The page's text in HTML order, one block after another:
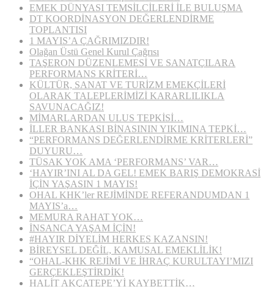
EMEK DÜNYASI TEMSİLCİLERİ İLE BULUŞMA
DT KOORDİNASYON DEĞERLENDİRME
TOPLANTISI
1 MAYIS’A ÇAĞRIMIZDIR!
Olağan Üstü Genel Kurul Çağrısı
TAŞERON DÜZENLEMESİ VE SANATÇILARA
PERFORMANS KRİTERİ…
KÜLTÜR, SANAT VE TURİZM EMEKÇİLERİ
OLARAK TALEPLERİMİZİ KARARLILIKLA
SAVUNACAĞIZ!
MİMARLARDAN ULUS TEPKİSİ…
İLLER BANKASI BİNASININ YIKIMINA TEPKİ…
“PERFORMANS DEĞERLENDİRME KRİTERLERİ”
DUYURU…
TÜSAK YOK AMA ‘PERFORMANS’ VAR…
‘HAYIR’INI AL DA GEL! EMEK BARIŞ DEMOKRASİ
İÇİN YAŞASIN 1 MAYIS!
OHAL KHK’ler REJİMİNDE REFERANDUMDAN 1
MAYIS’a…
MEMURA RAHAT YOK…
İNSANCA YAŞAM İÇİN!
#HAYIR DİYELİM HERKES KAZANSIN!
BİREYSEL DEĞİL, KAMUSAL EMEKLİLİK!
“OHAL-KHK REJİMİ VE İHRAÇ KURULTAYI’MIZI
GERÇEKLEŞTİRDİK!
HALİT AKÇATEPE’Yİ KAYBETTİK…